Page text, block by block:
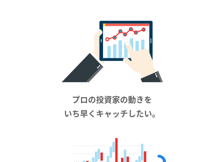
プロの投資家の動きを
いち早くキャッチしたい。